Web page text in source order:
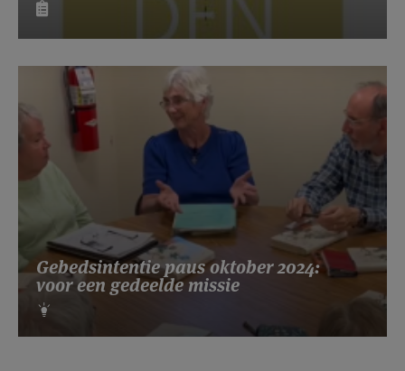
Gebedsintentie paus oktober 2024:
voor een gedeelde missie